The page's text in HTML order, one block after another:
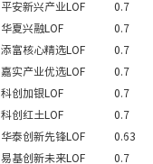
平安新兴产业LOF
0.7
华夏兴融LOF
0.7
添富核心精选LOF
0.7
嘉实产业优选LOF
0.7
科创加银LOF
0.7
科创红土LOF
0.7
华泰创新先锋LOF
0.63
易基创新未来LOF
0.7